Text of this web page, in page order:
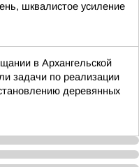
шквалистое усиление
в Архангельской
задачи по реализации
деревянных